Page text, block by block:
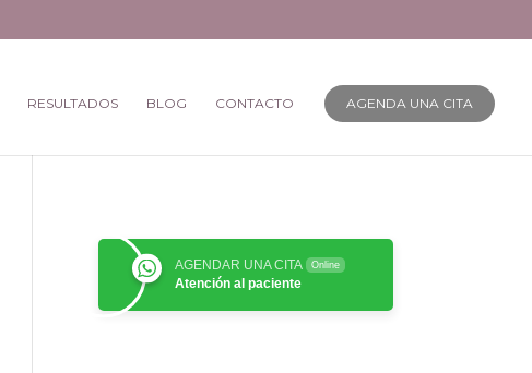
RESULTADOS BLOG CONTACTO AGENDA UNA CITA
AGENDAR UNA CITA Online
Atención al paciente